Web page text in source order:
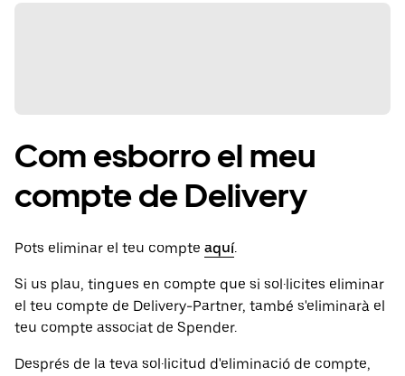
Com esborro el meu
compte de Delivery
Pots eliminar el teu compte aquí.
Si us plau, tingues en compte que si sol·licites eliminar
el teu compte de Delivery-Partner, també s'eliminarà el
teu compte associat de Spender.
Després de la teva sol·licitud d'eliminació de compte,